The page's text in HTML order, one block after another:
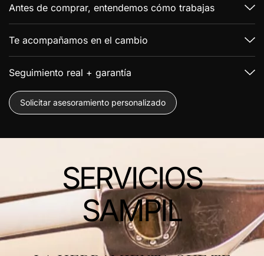
Antes de comprar, entendemos cómo trabajas
Te acompañamos en el cambio
Seguimiento real + garantía
Solicitar asesoramiento personalizado
SERVICIOS
SAMPIL